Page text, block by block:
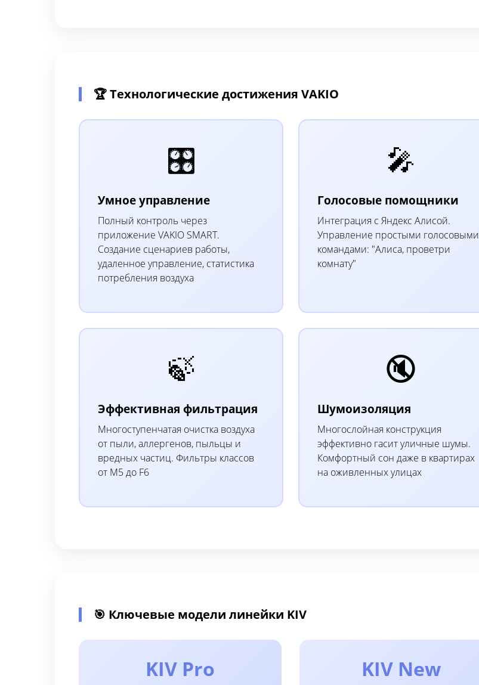
🏆 Технологические достижения VAKIO
🎛️
Умное управление
Полный контроль через
приложение VAKIO SMART.
Создание сценариев работы,
удаленное управление, статистика
потребления воздуха
🎤
Голосовые помощники
Интеграция с Яндекс Алисой.
Управление простыми голосовыми
командами: "Алиса, проветри
комнату"
🍃
Эффективная фильтрация
Многоступенчатая очистка воздуха
от пыли, аллергенов, пыльцы и
вредных частиц. Фильтры классов
от M5 до F6
🔇
Шумоизоляция
Многослойная конструкция
эффективно гасит уличные шумы.
Комфортный сон даже в квартирах
на оживленных улицах
🎯 Ключевые модели линейки KIV
KIV Pro KIV New